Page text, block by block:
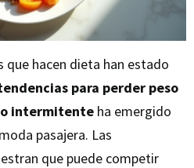
que hacen dieta han estado
para perder peso
intermitente ha emergido
pasajera. Las
que puede competir